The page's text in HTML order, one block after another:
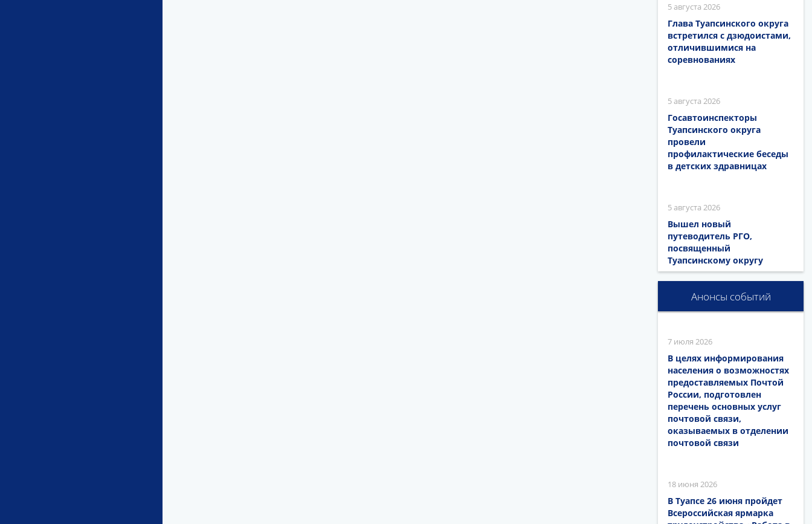
5 августа 2026
Глава Туапсинского округа
встретился с дзюдоистами,
отличившимися на
соревнованиях
5 августа 2026
Госавтоинспекторы
Туапсинского округа
провели
профилактические беседы
в детских здравницах
5 августа 2026
Вышел новый
путеводитель РГО,
посвященный
Туапсинскому округу
Анонсы событий
7 июля 2026
В целях информирования
населения о возможностях
предоставляемых Почтой
России, подготовлен
перечень основных услуг
почтовой связи,
оказываемых в отделении
почтовой связи
18 июня 2026
В Туапсе 26 июня пройдет
Всероссийская ярмарка